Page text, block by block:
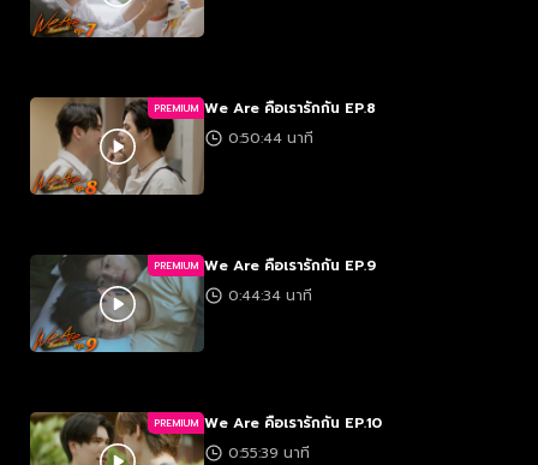
PREMIUM We Are คือเรารักกัน EP.8
0:50:44 นาที
PREMIUM We Are คือเรารักกัน EP.9
0:44:34 นาที
PREMIUM We Are คือเรารักกัน EP.10
0:55:39 นาที